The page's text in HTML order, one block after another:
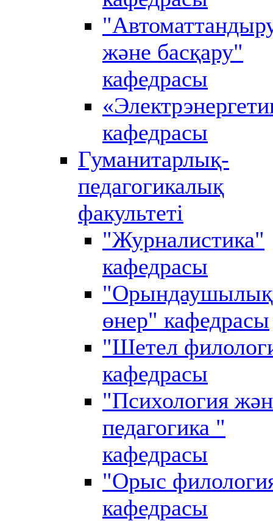
және басқару"
кафедрасы
кафедрасы
Гуманитарлық-
педагогикалық
факультеті
"Журналистика"
кафедрасы
"Орындаушылық
өнер" кафедрасы
"Шетел
кафедрасы
"Психология
педагогика "
кафедрасы
"Орыс
кафедрасы